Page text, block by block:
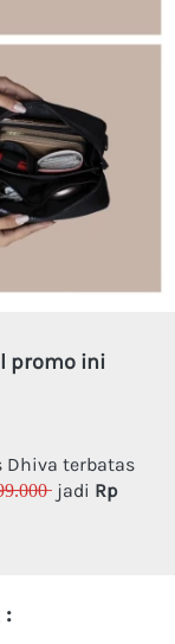
promo ini
Dhiva terbatas
  jadi
Rp
: